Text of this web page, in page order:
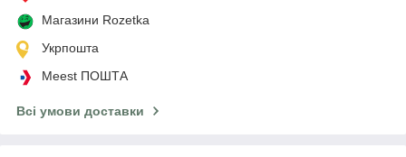
Магазини Rozetka
Укрпошта
Meest ПОШТА
Всі умови доставки